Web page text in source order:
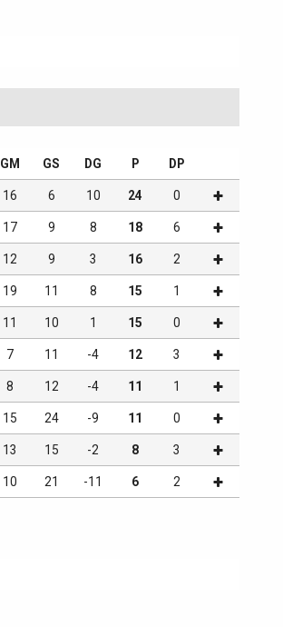
GM GS DG P DP
16 6 10 24 0
17 9 8 18 6
12 9 3 16 2
19 11 8 15 1
11 10 1 15 0
7 11 -4 12 3
8 12 -4 11 1
15 24 -9 11 0
13 15 -2 8 3
10 21 -11 6 2